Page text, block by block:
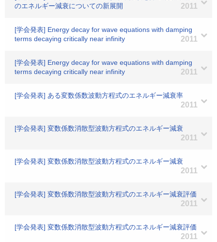
のエネルギー減衰についての新展開
2011
[学会発表] Energy decay for wave equations with damping
terms decaying critically near infinity
2011
[学会発表] Energy decay for wave equations with damping
terms decaying critically near infinity
2011
[学会発表] ある変数係数波動方程式のエネルギー減衰率
2011
[学会発表] 変数係数消散型波動方程式のエネルギー減衰
2011
[学会発表] 変数係数消散型波動方程式のエネルギー減衰
2011
[学会発表] 変数係数消散型波動方程式のエネルギー減衰評価
2011
[学会発表] 変数係数消散型波動方程式のエネルギー減衰評価
2011